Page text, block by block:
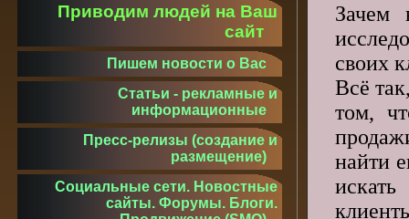
Зачем
своих
Всё
том,
найти
Приводим людей на Ваш
сайт
Пишем новости о Вас
Статьи - рекламные и
информационные
Пресс-релизы (создание и
размещение)
Социальные сети. Новостные
сайты. Форумы. Блоги.